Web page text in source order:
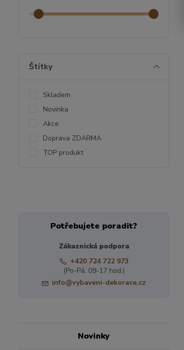
Štítky
Skladem
Novinka
Akce
Doprava ZDARMA
TOP produkt
Potřebujete poradit?
Zákaznická podpora
+420 724 722 973
(Po-Pá, 09-17 hod.)
info@vybaveni-dekorace.cz
Novinky